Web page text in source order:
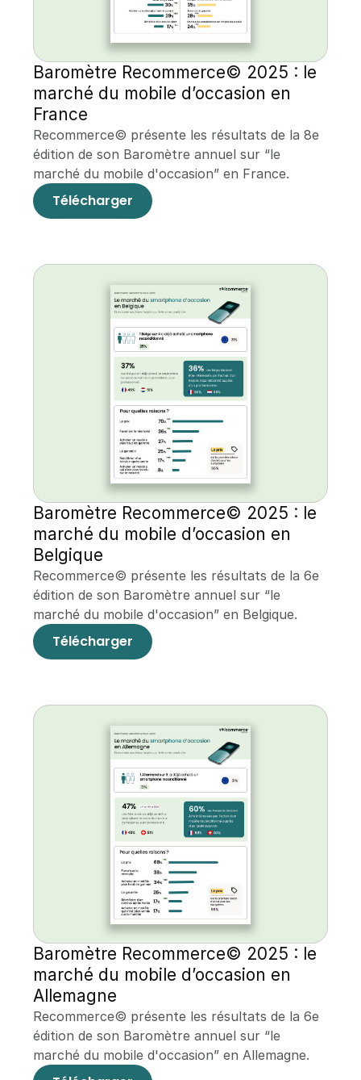
Baromètre Recommerce© 2025 : le
marché du mobile d’occasion en
France
Recommerce© présente les résultats de la 8e
édition de son Baromètre annuel sur “le
marché du mobile d'occasion” en France.
Télécharger
Baromètre Recommerce© 2025 : le
marché du mobile d’occasion en
Belgique
Recommerce© présente les résultats de la 6e
édition de son Baromètre annuel sur “le
marché du mobile d'occasion” en Belgique.
Télécharger
Baromètre Recommerce© 2025 : le
marché du mobile d’occasion en
Allemagne
Recommerce© présente les résultats de la 6e
édition de son Baromètre annuel sur “le
marché du mobile d'occasion” en Allemagne.